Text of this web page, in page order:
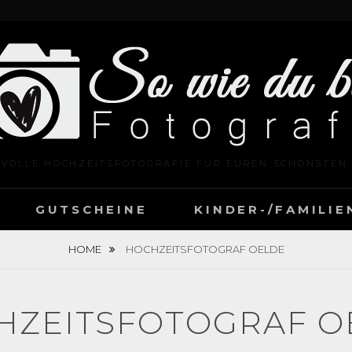
HOCHZEITSFOTOGRAFIE FÜR EUREN SCHÖNSTEN
GUTSCHEINE KINDER-/
HOME HOCHZEITSFOTOGRAF OELDE